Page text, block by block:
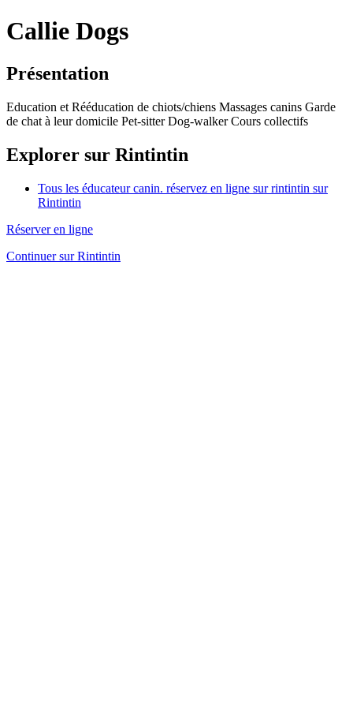
Callie Dogs
Présentation
Education et Rééducation de chiots/chiens Massages canins Garde
de chat à leur domicile Pet-sitter Dog-walker Cours collectifs
Explorer sur Rintintin
Tous les éducateur canin. réservez en ligne sur rintintin sur
Rintintin
Réserver en ligne
Continuer sur Rintintin